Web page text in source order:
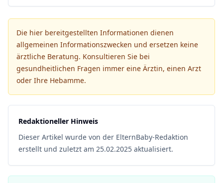
Die hier bereitgestellten Informationen dienen
allgemeinen Informationszwecken und ersetzen keine
ärztliche Beratung. Konsultieren Sie bei
gesundheitlichen Fragen immer eine Ärztin, einen Arzt
oder Ihre Hebamme.
Redaktioneller Hinweis
Dieser Artikel wurde von der ElternBaby-Redaktion
erstellt und zuletzt am 25.02.2025 aktualisiert.